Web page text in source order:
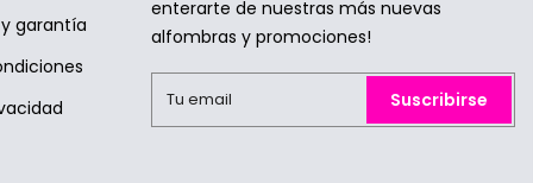
garantía
enterarte de nuestras más nuevas
alfombras y promociones!
Suscribirse